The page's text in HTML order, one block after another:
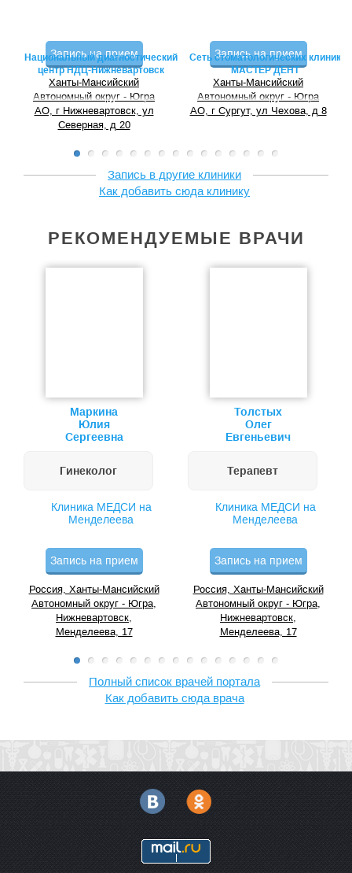
Национальный диагностический
центр НДЦ-Нижневартовск
Запись на прием
Ханты-Мансийский
Автономный округ - Югра
АО, г Нижневартовск, ул
Северная, д 20
Сеть стоматологических клиник
МАСТЕР ДЕНТ
Запись на прием
Ханты-Мансийский
Автономный округ - Югра
АО, г Сургут, ул Чехова, д 8
Запись в другие клиники
Как добавить сюда клинику
РЕКОМЕНДУЕМЫЕ ВРАЧИ
Маркина
Юлия
Сергеевна
Гинеколог
Клиника МЕДСИ на
Менделеева
Запись на прием
Россия, Ханты-Мансийский
Автономный округ - Югра,
Нижневартовск,
Менделеева, 17
Толстых
Олег
Евгеньевич
Терапевт
Клиника МЕДСИ на
Менделеева
Запись на прием
Россия, Ханты-Мансийский
Автономный округ - Югра,
Нижневартовск,
Менделеева, 17
Полный список врачей портала
Как добавить сюда врача